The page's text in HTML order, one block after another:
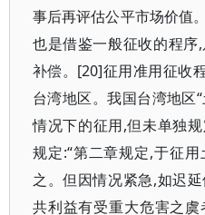
事后再评估公平市场价值
也是借鉴一般征收的程
补偿。[20]征用准用征收
台湾地区。我国台湾地区
情况下的征用,但未单独
规定:“第二章规定,于征
之。但因情况紧急,如迟
共利益有受重大危害之